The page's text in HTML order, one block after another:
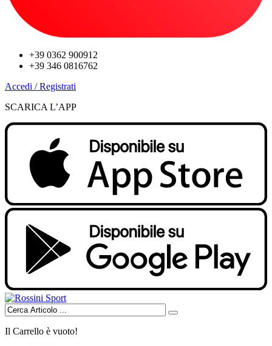
+39 0362 900912
+39 346 0816762
Accedi / Registrati
SCARICA L’APP
Il Carrello è vuoto!